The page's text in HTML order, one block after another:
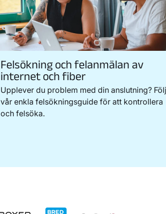
Felsökning och felanmälan av
internet och fiber
Upplever du problem med din anslutning? Följ
vår enkla felsökningsguide för att kontrollera
och felsöka.